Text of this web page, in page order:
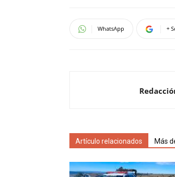
WhatsApp +
Artículo relacionados Más